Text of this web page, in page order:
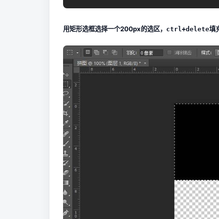
用矩形选框选择一个200px的选区， ctrl+delete填